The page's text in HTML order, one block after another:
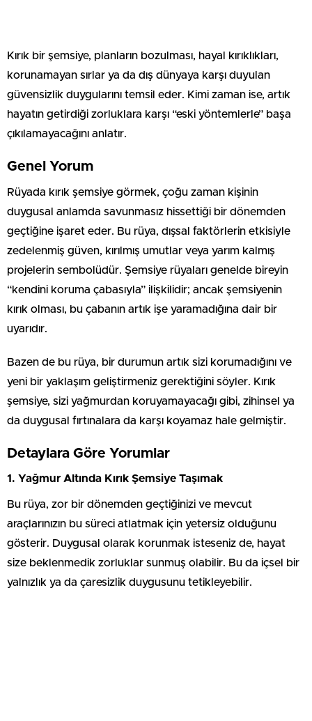
Kırık bir şemsiye, planların bozulması, hayal kırıklıkları,
korunamayan sırlar ya da dış dünyaya karşı duyulan
güvensizlik duygularını temsil eder. Kimi zaman ise, artık
hayatın getirdiği zorluklara karşı “eski yöntemlerle” başa
çıkılamayacağını anlatır.
Genel Yorum
Rüyada kırık şemsiye görmek, çoğu zaman kişinin
duygusal anlamda savunmasız hissettiği bir dönemden
geçtiğine işaret eder. Bu rüya, dışsal faktörlerin etkisiyle
zedelenmiş güven, kırılmış umutlar veya yarım kalmış
projelerin sembolüdür. Şemsiye rüyaları genelde bireyin
“kendini koruma çabasıyla” ilişkilidir; ancak şemsiyenin
kırık olması, bu çabanın artık işe yaramadığına dair bir
uyarıdır.
Bazen de bu rüya, bir durumun artık sizi korumadığını ve
yeni bir yaklaşım geliştirmeniz gerektiğini söyler. Kırık
şemsiye, sizi yağmurdan koruyamayacağı gibi, zihinsel ya
da duygusal fırtınalara da karşı koyamaz hale gelmiştir.
Detaylara Göre Yorumlar
1. Yağmur Altında Kırık Şemsiye Taşımak
Bu rüya, zor bir dönemden geçtiğinizi ve mevcut
araçlarınızın bu süreci atlatmak için yetersiz olduğunu
gösterir. Duygusal olarak korunmak isteseniz de, hayat
size beklenmedik zorluklar sunmuş olabilir. Bu da içsel bir
yalnızlık ya da çaresizlik duygusunu tetikleyebilir.